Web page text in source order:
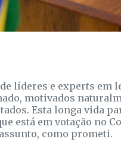
líderes e experts em
motivados
Esta longa vida
está em votação no
como prometi.